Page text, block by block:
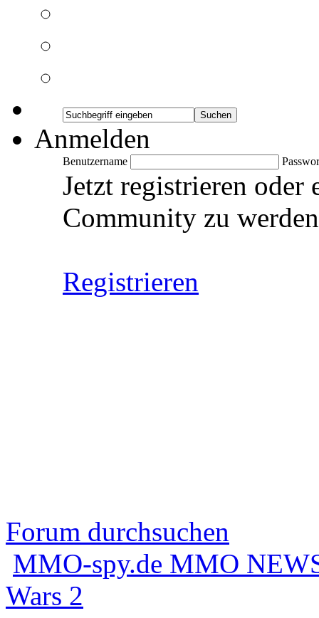
Anmelden
Benutzername
Jetzt registrieren
Community zu
Registrieren
Forum durchsuchen
MMO-spy.de MMO
Wars 2